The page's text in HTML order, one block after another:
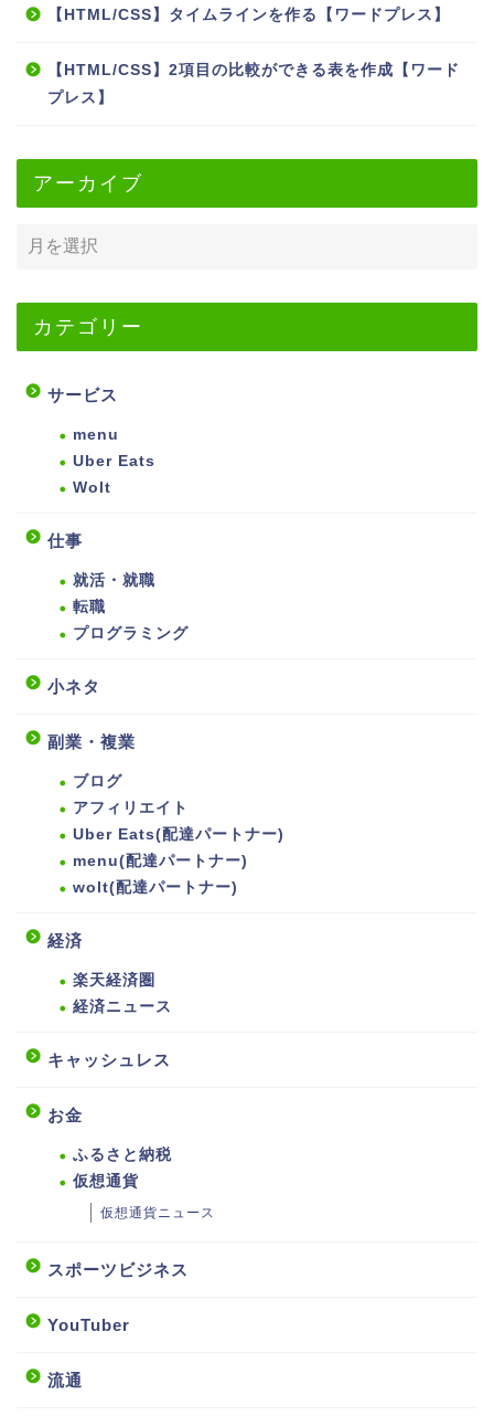
【HTML/CSS】タイムラインを作る【ワードプレス】
【HTML/CSS】2項目の比較ができる表を作成【ワード
プレス】
アーカイブ
カテゴリー
サービス
menu
Uber Eats
Wolt
仕事
就活・就職
転職
プログラミング
小ネタ
副業・複業
ブログ
アフィリエイト
Uber Eats(配達パートナー)
menu(配達パートナー)
wolt(配達パートナー)
経済
楽天経済圏
経済ニュース
キャッシュレス
お金
ふるさと納税
仮想通貨
仮想通貨ニュース
スポーツビジネス
YouTuber
流通